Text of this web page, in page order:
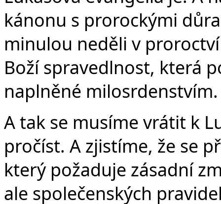
kánonu s prorockými
minulou neděli v
Boží spravedlnost, která
naplněné milosrdenstvím.
A tak se musíme vrátit k
pročíst. A zjistíme, že se
který požaduje zásadní
ale společenských